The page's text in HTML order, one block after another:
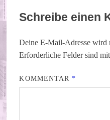
Schreibe einen
Deine E-Mail-Adresse wird
Erforderliche Felder sind mit
KOMMENTAR *